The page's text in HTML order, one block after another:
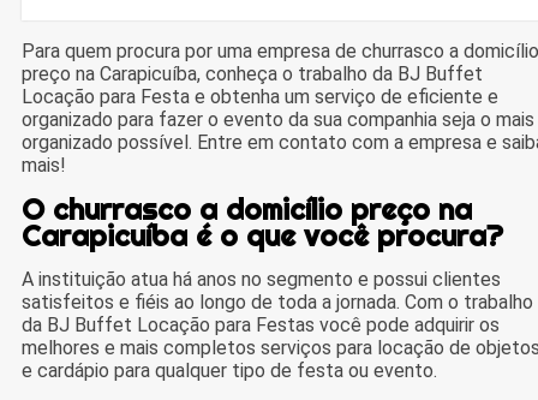
Para quem procura por uma empresa de churrasco a domicílio
preço na Carapicuíba, conheça o trabalho da BJ Buffet
Locação para Festa e obtenha um serviço de eficiente e
organizado para fazer o evento da sua companhia seja o mais
organizado possível. Entre em contato com a empresa e
mais!
O churrasco a domicílio preço na
Carapicuíba é o que você procura?
A instituição atua há anos no segmento e possui clientes
satisfeitos e fiéis ao longo de toda a jornada. Com o trabalho
da BJ Buffet Locação para Festas você pode adquirir os
melhores e mais completos serviços para locação de
e cardápio para qualquer tipo de festa ou evento.